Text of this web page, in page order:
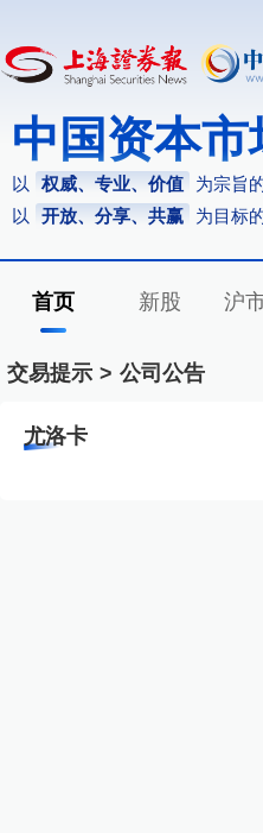
中国资本
以 权威、专业、价值 为宗旨
以
开放、分享、共赢 为目标
首页 新股 沪
交易提示 > 公司公告
尤洛卡